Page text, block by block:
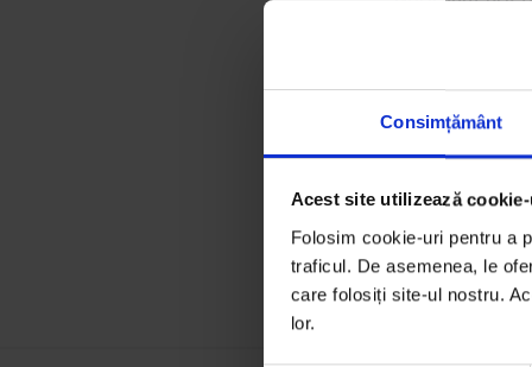
Consimțământ
Acest site utilizează
Folosim cookie-uri pentru a
traficul. De asemenea, le
care folosiți site-ul nostru.
lor.
Text de Oana
* Toate